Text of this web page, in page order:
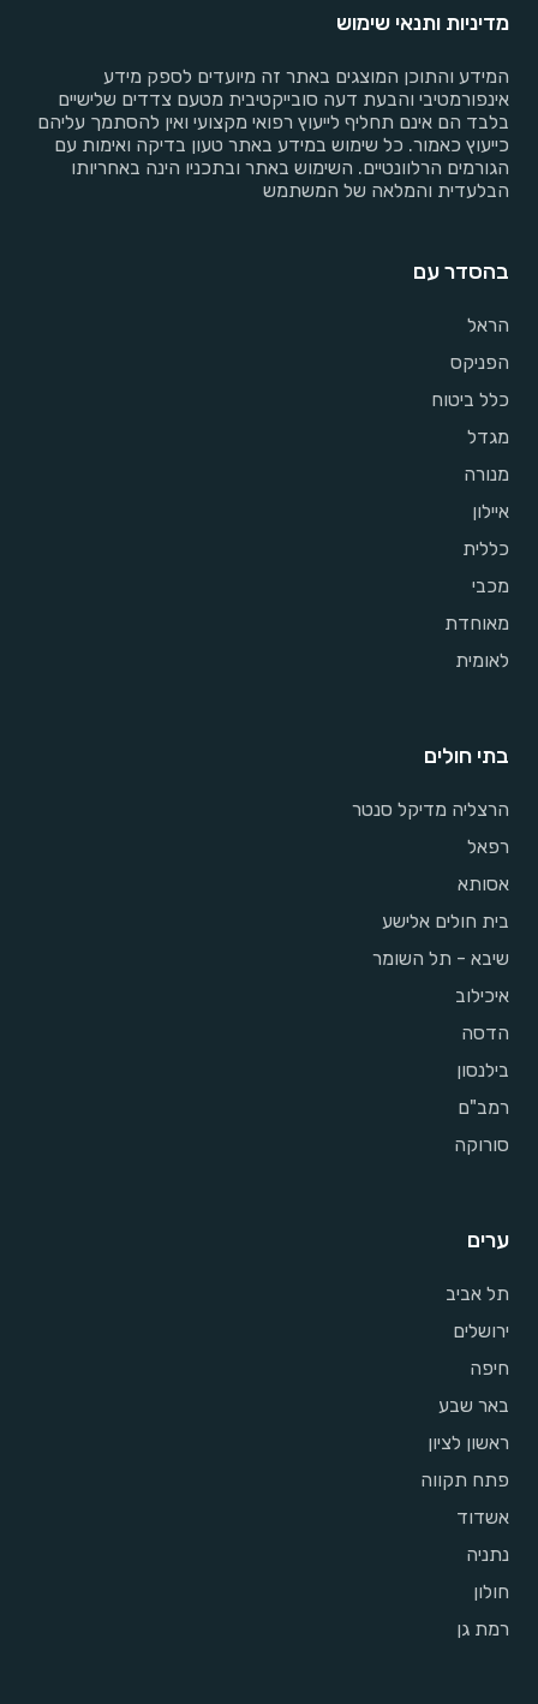
מדיניות ותנאי שימוש
המידע והתוכן המוצגים באתר זה מיועדים לספק מידע
אינפורמטיבי והבעת דעה סובייקטיבית מטעם צדדים שלישיים
בלבד הם אינם תחליף לייעוץ רפואי מקצועי ואין להסתמך עליהם
כייעוץ כאמור. כל שימוש במידע באתר טעון בדיקה ואימות עם
הגורמים הרלוונטיים. השימוש באתר ובתכניו הינה באחריותו
הבלעדית והמלאה של המשתמש
בהסדר עם
הראל
הפניקס
כלל ביטוח
מגדל
מנורה
איילון
כללית
מכבי
מאוחדת
לאומית
בתי חולים
הרצליה מדיקל סנטר
רפאל
אסותא
בית חולים אלישע
שיבא - תל השומר
איכילוב
הדסה
בילנסון
רמב"ם
סורוקה
ערים
תל אביב
ירושלים
חיפה
באר שבע
ראשון לציון
פתח תקווה
אשדוד
נתניה
חולון
רמת גן